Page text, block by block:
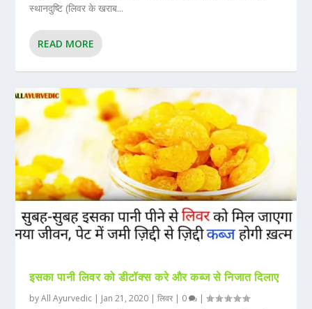
स्‍थानदुष्टि (लिवर के खराब...
READ MORE
इसका पानी लिवर को डीटॉक्स करे और कब्ज से निजात दिलाए
byAll Ayurvedic | Jan 21, 2020 |लिवर | 0 |